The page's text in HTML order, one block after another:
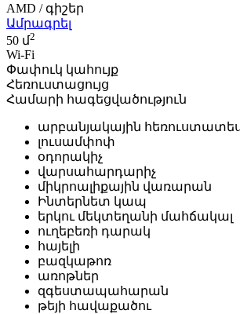
AMD / գիշեր
Ամրագրել
50 մ2
Wi-Fi
Փափուկ կահույք
Հեռուստացույց
Համարի հագեցվածություն
արբանյակային
լուսամփոփ
օդորակիչ
վարսահարդարիչ
միկրոալիքային վառարան
Ինտերնետ կապ
երկու մեկտեղանի մահճակալ
ուղեբեռի դարակ
հայելի
բազկաթոռ
առոթներ
զգեստապահարան
թեյի հավաքածու